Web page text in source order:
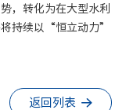
，转化为在大型水利
持续以“恒立动力”
返回列表